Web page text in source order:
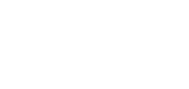
são custo-efetivos e representam um
apresentavam níveis elevados de Lp(a), revela